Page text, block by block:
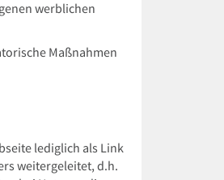
werblichen
Maßnahmen
lediglich als Link
weitergeleitet, d.h.